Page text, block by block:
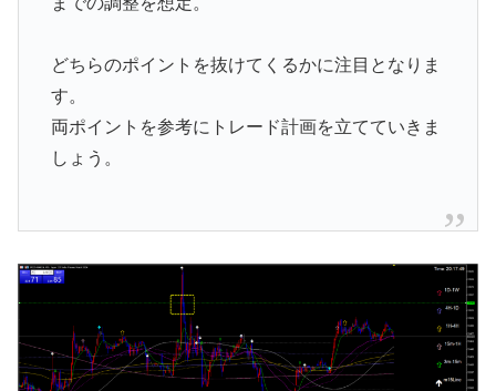
どちらのポイントを抜けてくるかに注目となりま
す。
両ポイントを参考にトレード計画を立てていきま
しょう。